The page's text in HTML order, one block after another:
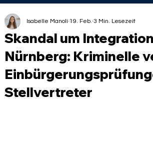
Skandal um
Nürnberg: Kriminelle
Stellvertreter
Isabelle Manoli 19. Feb. 3 Min. Lesezeit